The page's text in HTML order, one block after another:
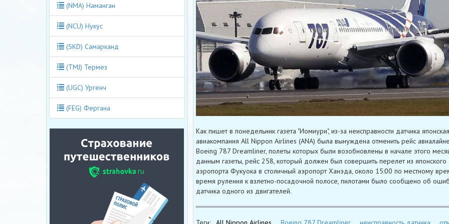
Как пишет в понедельник газета "Иомиури", из-за неисправности датчика японская
авиакомпания All Nippon Airlines (ANA) была вынуждена отменить рейс
Boeing 787 Dreamliner, полеты которых были возобновлены в начале этого
данным газеты, рейс 258, который должен был совершить перелет из японского
аэропорта Фукуока в столичный аэропорт Ханэда, около 15:00 по местному
время руления к взлетно-посадочной полосе, пилотами было сообщено об
датчика одного из двигателей.
(NMA) Наманган
(NCU) Нукус
(SKD) Самарканд
(TMJ) Термез
(UGC) Ургенч
(FEG) Фергана